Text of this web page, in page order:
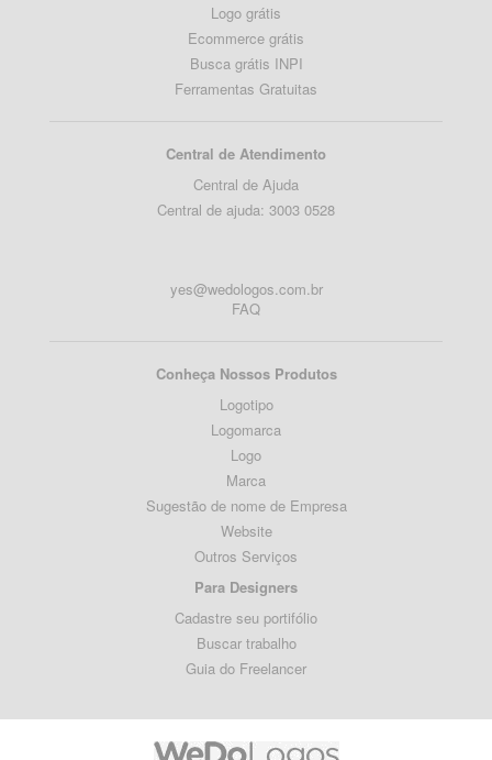
Logo grátis
Ecommerce grátis
Busca grátis INPI
Ferramentas Gratuitas
Central de Atendimento
Central de Ajuda
Central de ajuda: 3003 0528
yes@wedologos.com.br
FAQ
Conheça Nossos Produtos
Logotipo
Logomarca
Logo
Marca
Sugestão de nome de Empresa
Website
Outros Serviços
Para Designers
Cadastre seu portifólio
Buscar trabalho
Guia do Freelancer